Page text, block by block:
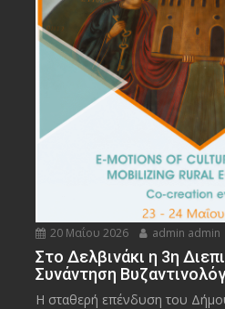
20 Μαΐου 2026 admin admin
Στο Δελβινάκι η 3η
Συνάντηση
Η σταθερή επένδυση του